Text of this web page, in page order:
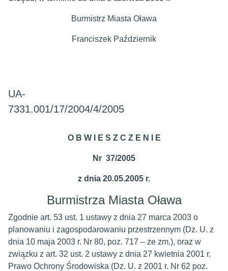
Burmistrz Miasta Oława
Franciszek Październik
UA-
7331.001/17/2004/4/
O B W I E S Z C Z E N I E
Nr 37/2005
z dnia 20.05.2005 r.
Burmistrza Miasta Oława
Zgodnie art. 53 ust. 1 ustawy z dnia 27 marca 2003 o
planowaniu i zagospodarowaniu przestrzennym (Dz. U. z
dnia 10 maja 2003 r. Nr 80, poz. 717 – ze zm.), oraz w
związku z art. 32 ust. 2 ustawy z dnia 27 kwietnia 2001 r.
Prawo Ochrony Środowiska (Dz. U. z 2001 r. Nr 62 poz.